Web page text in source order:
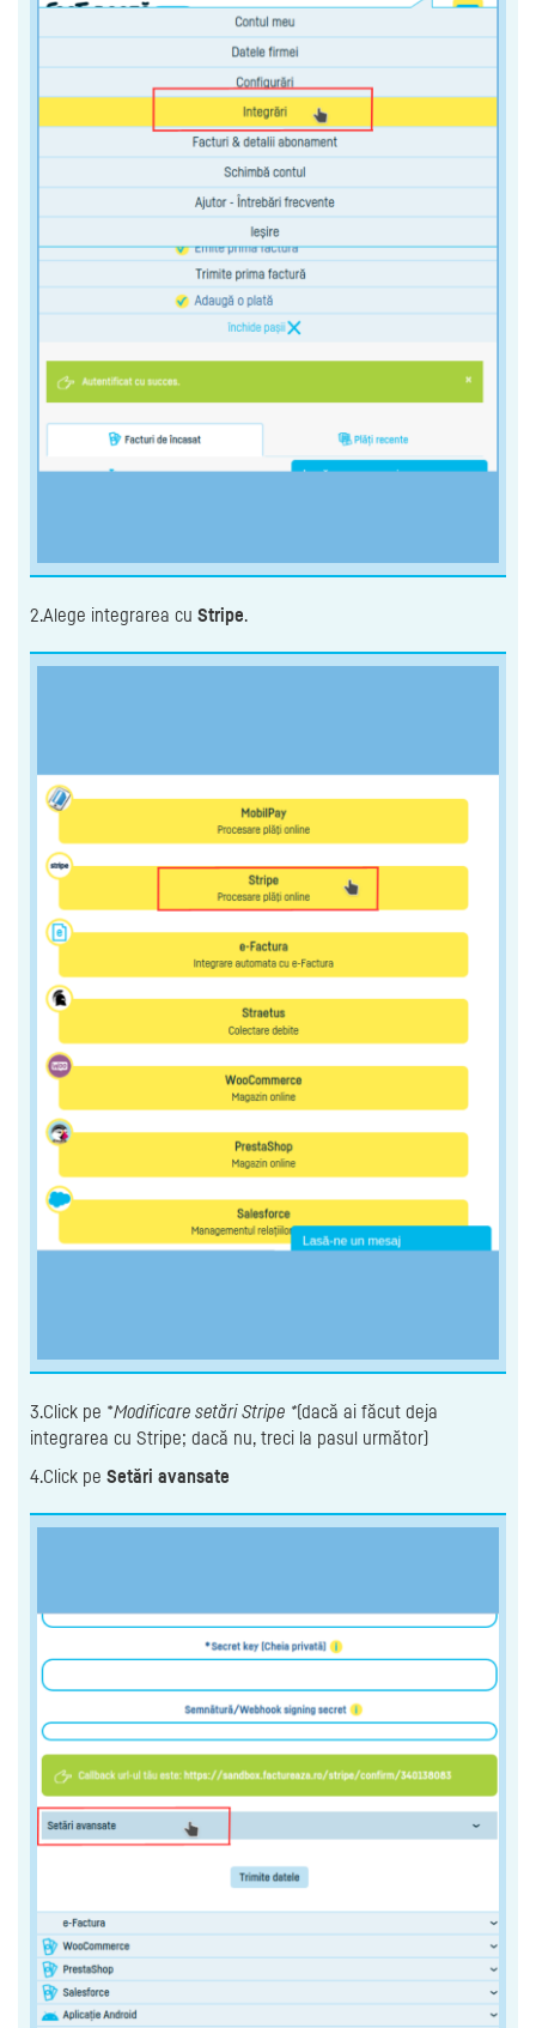
2.Alege integrarea cu Stripe.
3.Click pe *Modificare setări Stripe *(dacă ai făcut deja
integrarea cu Stripe; dacă nu, treci la pasul următor)
4.Click pe Setări avansate